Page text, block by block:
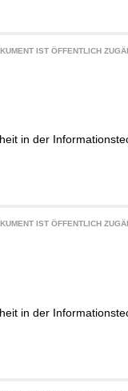
IST ÖFFENTLICH
in der
IST ÖFFENTLICH
in der